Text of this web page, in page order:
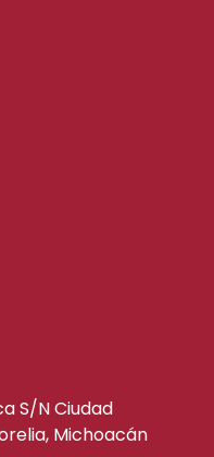
S/N Ciudad
Michoacán